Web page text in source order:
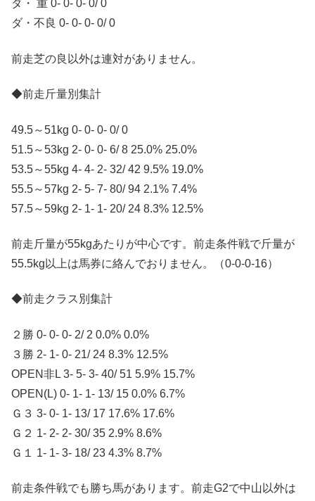
ダ・ 重 0- 0- 0- 0/ 0
ダ・不良 0- 0- 0- 0/ 0
前走芝の良以外は連対がありません。
◆前走斤量別集計
49.5～51kg 0- 0- 0- 0/ 0
51.5～53kg 2- 0- 0- 6/ 8 25.0% 25.0%
53.5～55kg 4- 4- 2- 32/ 42 9.5% 19.0%
55.5～57kg 2- 5- 7- 80/ 94 2.1% 7.4%
57.5～59kg 2- 1- 1- 20/ 24 8.3% 12.5%
前走斤量が55kgあたりが中心です。前走条件戦で斤量が
55.5kg以上は馬券に絡んでおりません。（0-0-0-16）
◆前走クラス別集計
２勝 0- 0- 0- 2/ 2 0.0% 0.0%
３勝 2- 1- 0- 21/ 24 8.3% 12.5%
OPEN非L 3- 5- 3- 40/ 51 5.9% 15.7%
OPEN(L) 0- 1- 1- 13/ 15 0.0% 6.7%
Ｇ３ 3- 0- 1- 13/ 17 17.6% 17.6%
Ｇ２ 1- 2- 2- 30/ 35 2.9% 8.6%
Ｇ１ 1- 1- 3- 18/ 23 4.3% 8.7%
前走条件戦でも勝ち馬があります。前走G2で中山以外は